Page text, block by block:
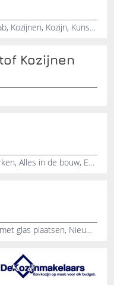
Dakkapellen, Dakkapel, Offerte, Prefab, Kozijnen, Kozijn, Kunstof, Hout, Verbouwing, Schuifpui
Kozijnen
Kozijnen plaatsen, Laminaat, Stucwerken, Alles in de bouw, Export Kozijnen Polen, Ramen, Import Kozijnen Polen, Huisinrichting, Consultancy, Advies
Kozijnen op maat plaatsen, Kozijnen met glas plaatsen, Nieuwe kozijnen kopen, Kozijnen kunststof , Kozijnen vervangen, Kozijnen kopen, Kozijnen nieuw plaatsen, Voordelige kozijnen kopen, Nieuwbouw kozijnen, Kozijn voor woning prijs